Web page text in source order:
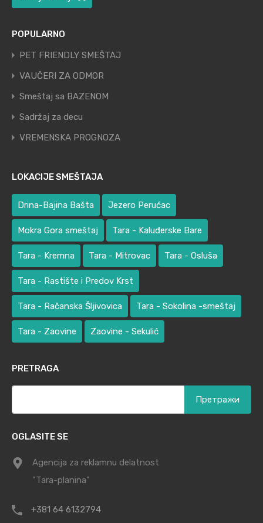
POPULARNO
PET FRIENDLY SMEŠTAJ
VAUČERI ZA ODMOR
Smeštaj sa BAZENOM
Sadržaj za decu
VREMENSKA PROGNOZA
LOKACIJE SMEŠTAJA
Drina-Bajina Bašta Jezero Perućac
Mokra Gora smeštaj Tara - Kaluđerske Bare
Tara - Kremna Tara - Mitrovac Tara - Osluša
Tara - Rastište i Predov Krst
Tara - Račanska Šljivovica Tara - Sokolina -smeštaj
Tara - Zaovine Zaovine - Sekulić
PRETRAGA
OGLASITE SE
Agencija za reklamnu delatnost
"Tara-planina"
+381 64 6132794